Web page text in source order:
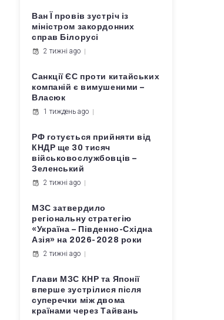
Ван Ї провів зустріч із
міністром закордонних
справ Білорусі
2 тижні ago
Санкції ЄС проти китайських
компаній є вимушеними –
Власюк
1 тиждень ago
РФ готується прийняти від
КНДР ще 30 тисяч
військовослужбовців –
Зеленський
2 тижні ago
МЗС затвердило
регіональну стратегію
«Україна – Південно-Східна
Азія» на 2026-2028 роки
2 тижні ago
Глави МЗС КНР та Японії
вперше зустрілися після
суперечки між двома
країнами через Тайвань